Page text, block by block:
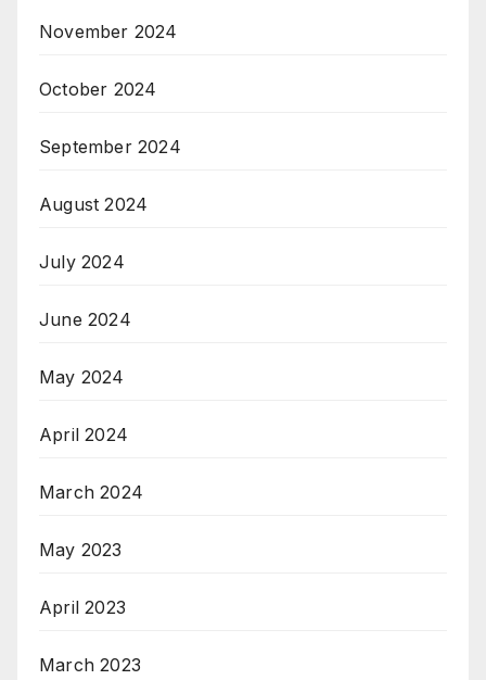
November 2024
October 2024
September 2024
August 2024
July 2024
June 2024
May 2024
April 2024
March 2024
May 2023
April 2023
March 2023